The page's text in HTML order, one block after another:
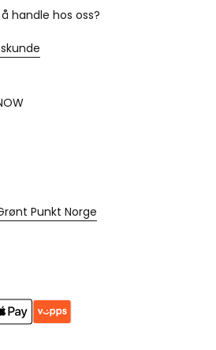
handle hos oss?
Punkt Norge